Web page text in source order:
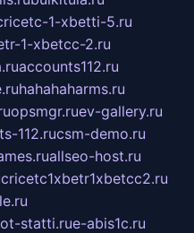
1-xbetti-5.ru
1-xbetcc-2.ru
accounts112.ru
hahahaharms.ru
opsmgr.ruev-gallery.ru
112.rucsm-demo.ru
allseo-host.ru
cricetc1xbetr1xbetcc2.ru
statti.rue-abis1c.ru